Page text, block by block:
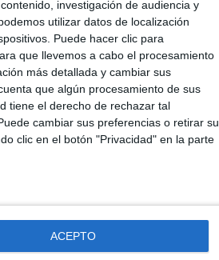
investigación de audiencia y
utilizar datos de localización
Puede hacer clic para
que llevemos a cabo el procesamiento
más detallada y cambiar sus
que algún procesamiento de sus
tiene el derecho de rechazar tal
cambiar sus preferencias o retirar su
clic en el botón "Privacidad" en la parte
ACEPTO